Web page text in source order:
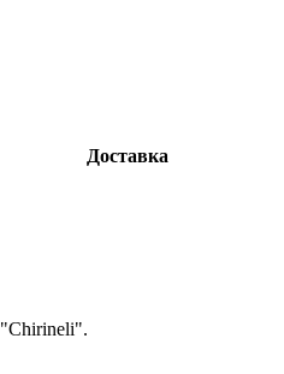
Доставка
"Chirineli".